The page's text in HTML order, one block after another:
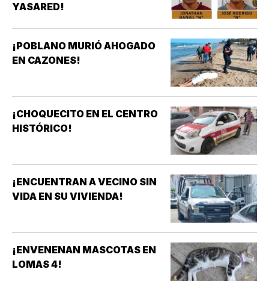
YASARED!
¡POBLANO MURIÓ AHOGADO
EN CAZONES!
¡CHOQUECITO EN EL CENTRO
HISTÓRICO!
¡ENCUENTRAN A VECINO SIN
VIDA EN SU VIVIENDA!
¡ENVENENAN MASCOTAS EN
LOMAS 4!